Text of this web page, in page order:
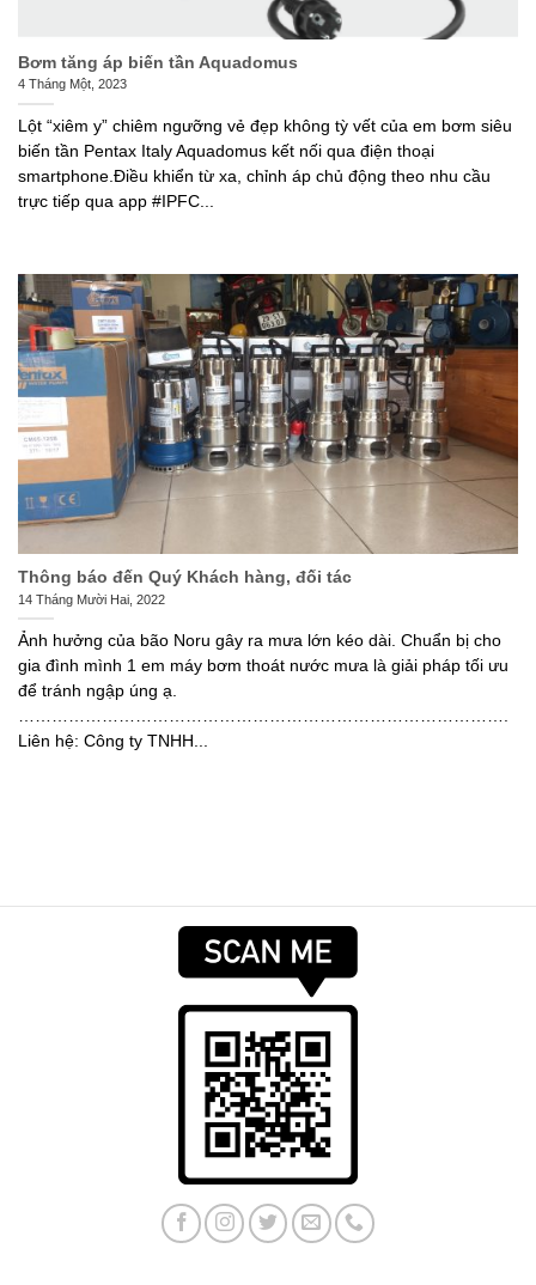
Bơm tăng áp biến tần Aquadomus
4 Tháng Một, 2023
Lột “xiêm y” chiêm ngưỡng vẻ đẹp không tỳ vết của em bơm siêu
biến tần Pentax Italy Aquadomus kết nối qua điện thoại
smartphone.Điều khiển từ xa, chỉnh áp chủ động theo nhu cầu
trực tiếp qua app #IPFC...
Thông báo đến Quý Khách hàng, đối tác
14 Tháng Mười Hai, 2022
Ảnh hưởng của bão Noru gây ra mưa lớn kéo dài. Chuẩn bị cho
gia đình mình 1 em máy bơm thoát nước mưa là giải pháp tối ưu
để tránh ngập úng ạ.
…………………………………………………………………………….
Liên hệ: Công ty TNHH...